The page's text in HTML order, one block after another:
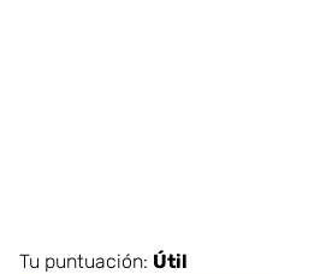
Tu puntuación: Útil